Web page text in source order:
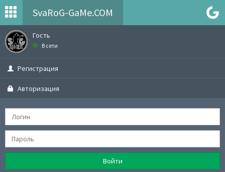
SvaRoG-GaMe.COM
Гость
В сети
Регистрация
Авторизация
Войти